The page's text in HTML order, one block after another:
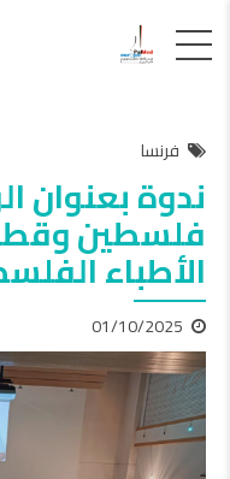
فرنسا
ندوة
فلسطين
الأطباء
01/10/2025